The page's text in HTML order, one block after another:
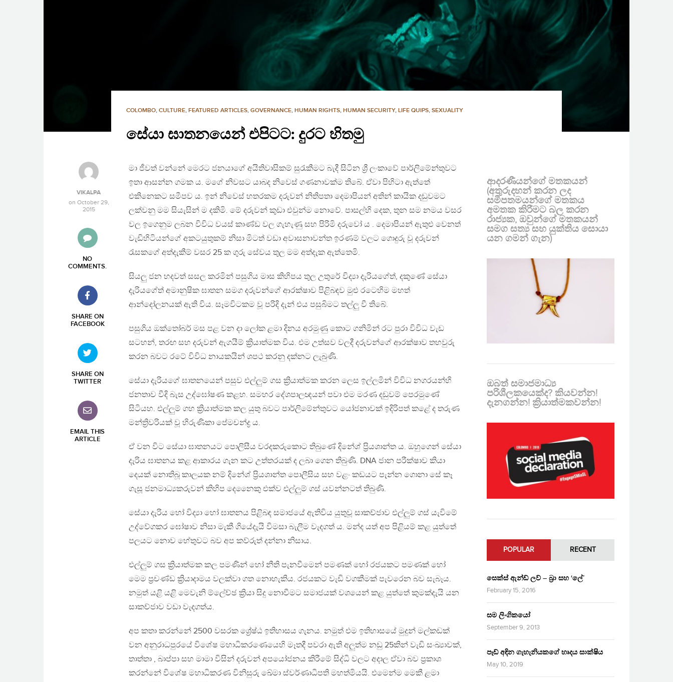
COLOMBO, CULTURE, FEATURED ARTICLES, GOVERNANCE, HUMAN RIGHTS, HUMAN SECURITY, LIFE QUIPS, SEXUALITY
සේයා ඝාතනයෙන් එපිටට: දුරට හිතමු
VIKALPA
on October 29,
2015
NO
COMMENTS.
SHARE ON
FACEBOOK
SHARE ON
TWITTER
EMAIL THIS
ARTICLE
මා ජීවත් වන්නේ මෙරට ජනයාගේ අයිතිවාසිකම් සුරැකීමට බැදී සිටින ශ්‍රී ලංකාවේ පාර්ලිමේන්තුවට
ඉතා ආසන්න ගමක ය. මගේ නිවසට යාබද නිවෙස් ගණනාවක්ම තිබේ. ඒවා පිහිටා ඇත්තේ
එකිනෙකට සමීපව ය. ඉන් නිවෙස් හතරකම දරුවන් නිතිපතා දෙමාපියන් අතින් කායික දඬුවමට
ලක්වනු මම සියැසින් ම දකිමි. මේ දරුවන් කුඩා එවුන්ම නොවේ. පාසල්හි දෙක, තුන සම නමය වසර
වල ඉගෙනුම ලබන විවිධ වයස් කාණ්ඩ වල ගැහැණු සහ පිරිමි දරුවෝ ය . දෙමාපියන් ඇතුළු වෙනත්
වැඩිහිටියන්ගේ අකටයුතුකම් නිසා මිටත් වඩා අවාසනාවන්ත ඉරණම් වලට ගොදුරු වූ දරුවන්
රැසකගේ අත්දැකීම් වසර 25 ක ගුරු සේවය තුල මම අත්දැක ඇත්තෙමි.
සියලු ජන හදවත් සසල කරමින් පසුගිය මාස කිහිපය තුල උතුරේ විද්‍යා දැරියගේත්, දකුණේ සේයා
දැරියගේත් අමානුෂික ඝාතන සමග දරුවන්ගේ ආරක්ෂාව පිළිබඳව මුළු රටෙහිම මහත්
ආන්දෝලනයක් ඇති විය. සෑමවිටකම වූ පරිදි දැන් එය පසුබිමට තල්ලු වී තිබේ.
පසුගිය ඔක්තෝබර් මස පළ වන දා ලෝක ළමා දිනය අරමුණු කොට ගනිමින් රට පුරා විවිධ වැඩ
සටහන්, තරඟ සහ දරුවන් ඇගයීම් ක්‍රියාත්මක විය. එම උත්සව වලදී දරුවන්ගේ ආරක්ෂාව තහවුරු
කරන බවට රටේ විවිධ නායකයින් ශපථ කරනු දක්නට ලැබුණි.
සේයා දැරියගේ ඝාතනයෙන් පසුව එල්ලුම් ගස ක්‍රියාත්මක කරන ලෙස ඉල්ලමින් විවි‍‍ධ නගරයන්හි
ජනතාව වීදි බැස උද්ඝෝෂණ කළහ. සමහර දේශපාලඥයන් පවා එම මරණ දඩුවම් පෙරමුණේ
සිටියහ. එල්ලුම් ගහ ක්‍රියාත්මක කල යුතු බවට පාර්ලිමේන්තුවට යෝජනාවක් ඉදිරිපත් කළේ ද තරුණ
මන්ත්‍රිවරියක් වූ හිරුණිකා පේමචන්ද්‍ර ය.
ඒ වන විට සේයා ඝාතනයට පොලිසීය වරදකරුකොට තිබුණේ දිනේශ් ප්‍රියශාන්ත ය. ඔහුගෙන් සේයා
දැරිය ඝාතනය කළ ආකාරය ගැන කට උත්තරයක් ද ලබා ගෙන තිබුණි. DNA ජාන පරීක්ෂාව කියා
දෙයක් නොතිබූ කාලයක නම් දිනේශ් ප්‍රියශාන්ත පොලීසිය සහ වළං කඩයට පැන්න ගොනා සේ කෑ
ගැසූ ජනමාධ්‍යකරුවන් කිහිප දෙනෛකු එක්ව එල්ලුම් ගස් යවන්නටත් තිබුණි.
සේයා දැරිය හෝ විද්‍යා හෝ ඝාතනය පිළිබඳ සමාජයේ ඇතිවිය යුතුවූ සාකච්ජාව එල්ලුම් ගස් යැවිමේ
උද්වේගකර ඝෝෂාව නිසා මැකී ගියේදැයි විමසා බැලීම වැදගත් ය. මන්ද යත් අප පිළියම් කළ යුත්තේ
පලයට නොව හේතුවට බව අප කව්රුත් දන්නා නිසාය.
එල්ලුම් ගස ක්‍රියාත්මක කල පමණින් හෝ නීති පැනවීමෙන් පමණක් හෝ රජයකට පමණක් හෝ
මෙම ප්‍රචණ්ඩ ක්‍රියාදාමය වලක්වා ගත නොහැකිය. රජයකට වැඩි වගකීමක් පැවරෙන බව සැබෑය.
නමුත් යළි යළි මෙවැනි ම්ලේච්ඡ ක්‍රියා සිදු නොවීමට සමාජයක් වශයෙන් කළ යුත්තේ කුමක්දැයි යන
සාකච්ජාව වඩා වැදගත්ය.
අප කතා කරන්නේ 2500 වසරක ශ්‍රේෂ්ඨ ඉතිහාසය ගැනය. නමුත් එම ඉතිහාසයේ මුදුන් මල්කඩක්
වන අනුරාධපුරයේ විශේෂ මහාධිකරණෙයෙහි මෑතදී පවරා ඇති අලුත්ම නඩු 25කින් වැඩි සංඛ්‍යාවක්,
තාත්තා , බාප්පා සහ මාමා විසින් දරුවන් අපයෝජනය කිරීමේ සිද්ධි වලට අදාල ඒවා බව ප්‍රකාශ
කරන්නේ විශේෂ මහාධිකරණ විනිසුරු ඛේමා ස්වර්ණාධිපති මහත්මියයි. එමෙන්ම මෙකී ළමා
ආදරණීයන්ගේ මතකයන්
(අතුරුදහන් කරන ලද
සමීපතමයන්ගේ මතකය
අමතක කිරීමට බල කරන
රාජ්‍යක, ඔවුන්ගේ මතකයන්
සමග සත්‍ය සහ යුක්තිය සොයා
යන ගමන් ගැන)
ඔබත් සමාජමාධ්‍ය
පරිශීලකයෙක්ද? කියවන්න!
දැනගන්න! ක්‍රියාත්මකවන්න!
POPULAR RECENT
සෙක්ස් ඇන්ඩ් ලව් – බ්‍රා සහ ‘ලේ’
February 15, 2016
සම ලිංගිකයෝ
September 9, 2013
පෑඩ් අඳින ගැහැනියකගේ හෘදය සාක්ෂිය
May 10, 2019